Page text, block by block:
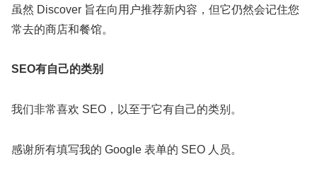
虽然 Discover 旨在向用户推荐新内容，但它仍然会记住您
常去的商店和餐馆。
SEO有自己的类别
我们非常喜欢 SEO，以至于它有自己的类别。
感谢所有填写我的 Google 表单的 SEO 人员。